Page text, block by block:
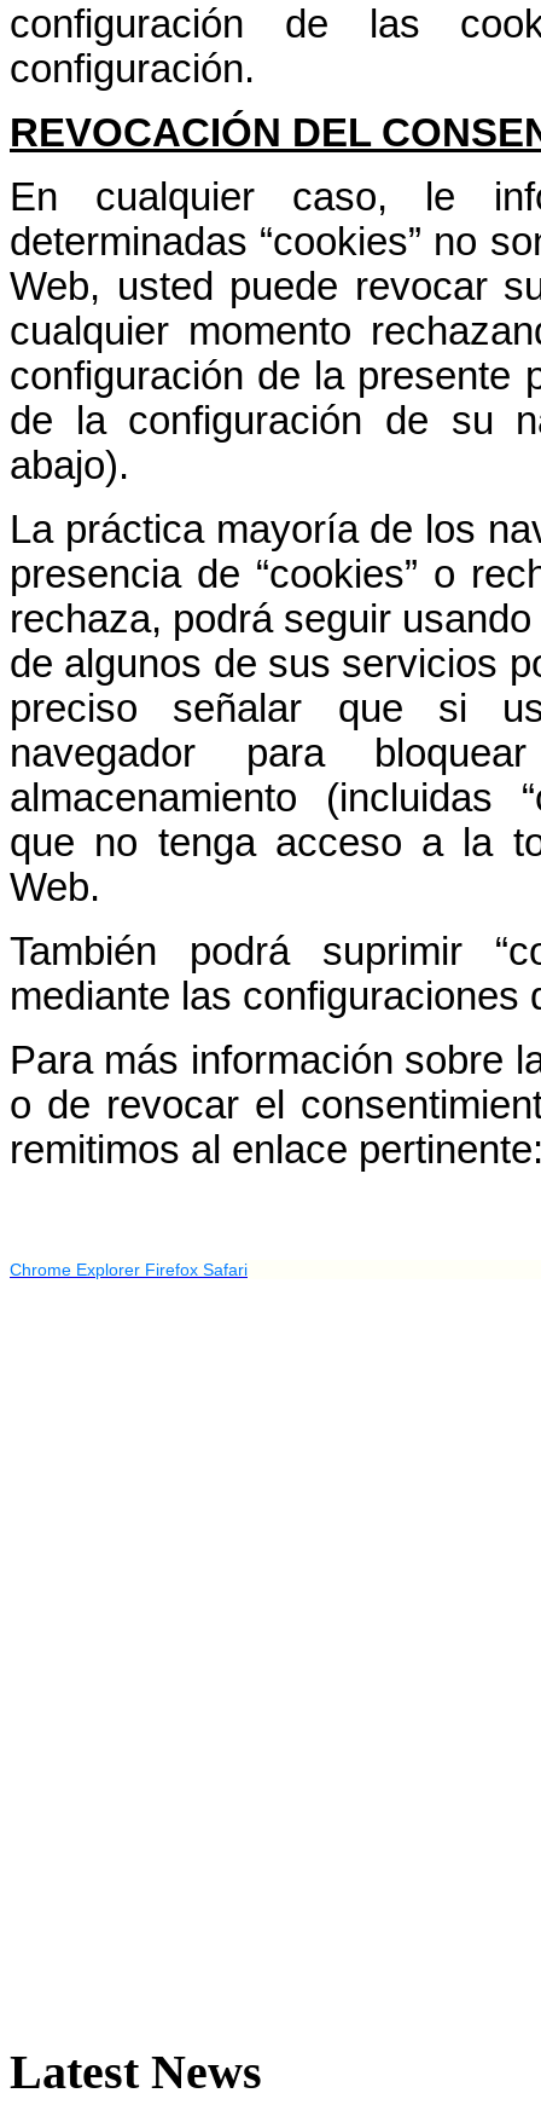
configuración de las
configuración.
REVOCACIÓN DEL
En cualquier caso, le
determinadas “cookies” no
Web, usted puede revocar
cualquier momento
configuración de la presente
de la configuración de su
abajo).
La práctica mayoría de los
presencia de “cookies” o
rechaza, podrá seguir
de algunos de sus servicios
preciso señalar que si
navegador para
almacenamiento (incluidas
que no tenga acceso a la
Web.
También podrá suprimir
mediante las configuraciones
Para más información sobre
o de revocar el
remitimos al enlace
Chrome Explorer Firefox Safari
LatestNews